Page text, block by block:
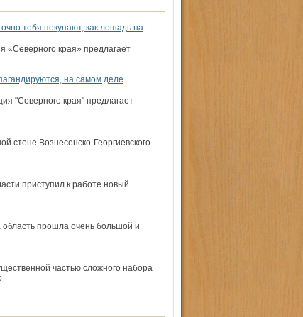
тебя покупают, как лошадь на
«Северного края» предлагает
на самом деле
"Северного края" предлагает
стене Вознесенско-Георгиевского
приступил к работе новый
прошла очень большой и
частью сложного набора